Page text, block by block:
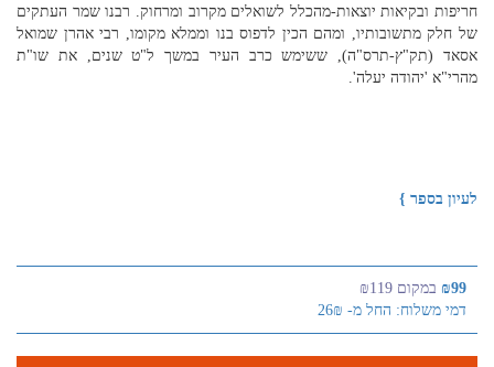
חריפות ובקיאות יוצאות-מהכלל לשואלים מקרוב ומרחוק. רבנו שמר העתקים
של חלק מתשובותיו, ומהם הכין לדפוס בנו וממלא מקומו, רבי אהרן שמואל
אסאד (תק"ץ-תרס"ה), ששימש כרב העיר במשך ל"ט שנים, את שו"ת
מהרי"א 'יהודה יעלה'.
לעיון בספר }
₪99 במקום ₪119
דמי משלוח: החל מ- 26₪